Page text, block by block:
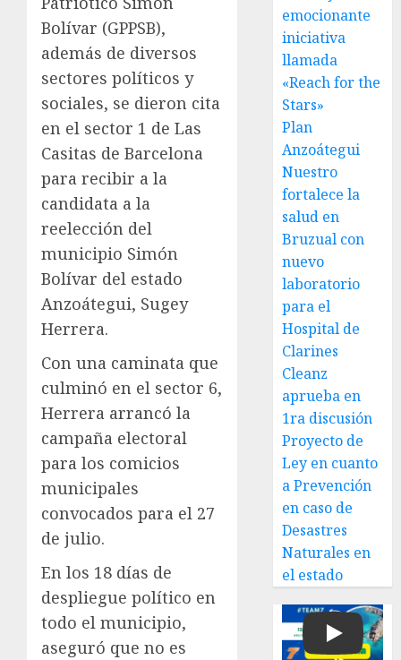
Bolívar (GPPSB),
además de diversos
sectores políticos y
sociales, se dieron cita
en el sector 1 de Las
Casitas de Barcelona
para recibir a la
candidata a la
reelección del
municipio Simón
Bolívar del estado
Anzoátegui, Sugey
Herrera.
Con una caminata que
culminó en el sector 6,
Herrera arrancó la
campaña electoral
para los comicios
municipales
convocados para el 27
de julio.
En los 18 días de
despliegue político en
todo el municipio,
aseguró que no es
emocionante
iniciativa
llamada
«Reach for the
Stars»
Plan
Anzoátegui
Nuestro
fortalece la
salud en
Bruzual con
nuevo
laboratorio
para el
Hospital de
Clarines
Cleanz
aprueba en
1ra discusión
Proyecto de
Ley en cuanto
a Prevención
en caso de
Desastres
Naturales en
el estado
Play